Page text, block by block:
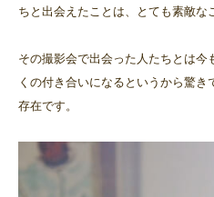
ちと出会えたことは、とても素敵な
その撮影会で出会った人たちとは今
くの付き合いになるというから驚
存在です。